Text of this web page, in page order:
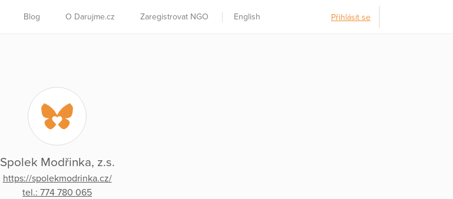
Blog O Darujme.cz Zaregistrovat NGO English Přihlásit se
Spolek Modřinka, z.s.
https://spolekmodrinka.cz/
tel.: 774 780 065